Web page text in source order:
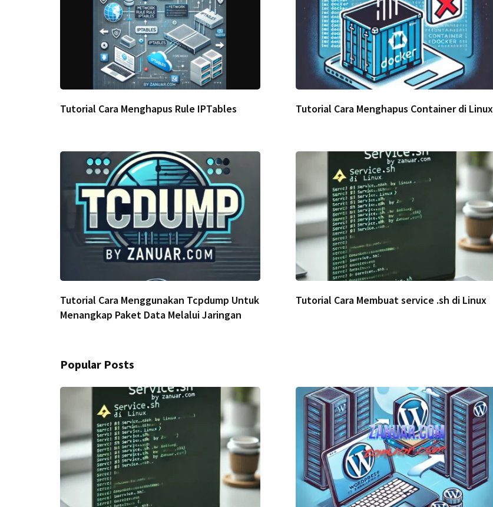
Tutorial Cara Menghapus Rule IPTables Tutorial Cara Menghapus Container di Linux
Tutorial Cara Menggunakan Tcpdump Untuk
Menangkap Paket Data Melalui Jaringan
Tutorial Cara Membuat service .sh di Linux
Popular Posts